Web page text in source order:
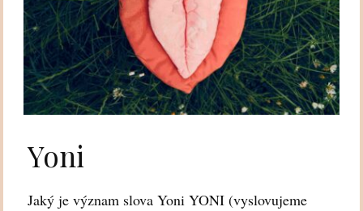
Yoni
Jaký je význam slova Yoni YONI (vyslovujeme